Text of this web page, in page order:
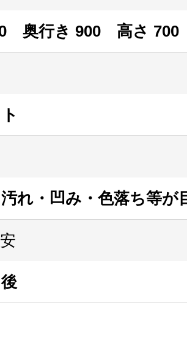
奥行き 900 高さ 700
れ・凹み・色落ち等が